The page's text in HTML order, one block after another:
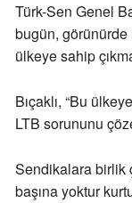
Türk-Sen Genel
bugün, görünürde
ülkeye sahip
Bıçaklı, “Bu
LTB sorununu
Sendikalara birlik
başına yoktur